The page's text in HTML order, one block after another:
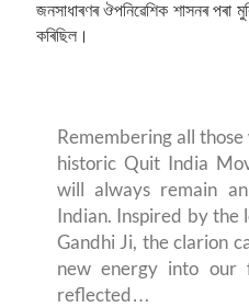
জনসাধাৰণৰ ঔপনিৱেশিক শাসনৰ
কৰিছিল।
Remembering all
historic Quit India
will always remain
Indian. Inspired by the
Gandhi Ji, the clarion
new energy into our
reflected…